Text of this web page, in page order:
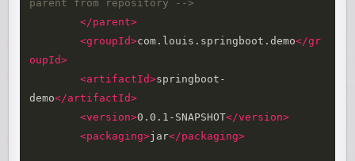
parent from repository -->
</parent>
<groupId>com.louis.springboot.demo</gr
oupId>
<artifactId>springboot-
demo</artifactId>
<version>0.0.1-SNAPSHOT</version>
<packaging>jar</packaging>